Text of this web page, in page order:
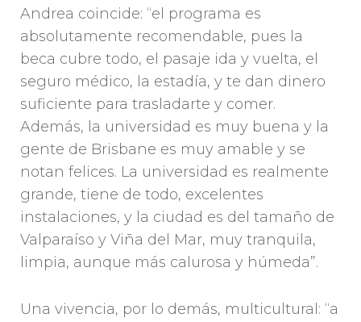
Andrea coincide: “el programa es
absolutamente recomendable, pues la
beca cubre todo, el pasaje ida y vuelta, el
seguro médico, la estadía, y te dan dinero
suficiente para trasladarte y comer.
Además, la universidad es muy buena y la
gente de Brisbane es muy amable y se
notan felices. La universidad es realmente
grande, tiene de todo, excelentes
instalaciones, y la ciudad es del tamaño de
Valparaíso y Viña del Mar, muy tranquila,
limpia, aunque más calurosa y húmeda”.
Una vivencia, por lo demás, multicultural: “a